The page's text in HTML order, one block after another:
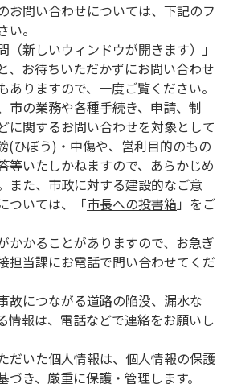
お問い合わせについては、下記のフ
。
（新しいウィンドウが開きます）
」
、お待ちいただかずにお問い合わせ
ありますので、一度ご覧ください。
市の業務や各種手続き、申請、制
に関するお問い合わせを対象として
(ひぼう)・中傷や、営利目的のもの
等いたしかねますので、あらかじめ
また、市政に対する建設的なご意
ついては、「市長への投書箱」をご
かかることがありますので、お急ぎ
担当課にお電話で問い合わせてくだ
故につながる道路の陥没、漏水な
情報は、電話などで連絡をお願いし
だいた個人情報は、個人情報の保護
づき、厳重に保護・管理します。